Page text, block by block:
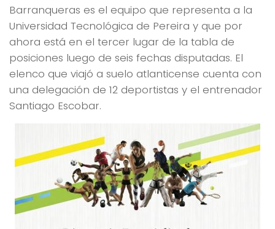
Barranqueras es el equipo que representa a la
Universidad Tecnológica de Pereira y que por
ahora está en el tercer lugar de la tabla de
posiciones luego de seis fechas disputadas. El
elenco que viajó a suelo atlanticense cuenta con
una delegación de 12 deportistas y el entrenador
Santiago Escobar.